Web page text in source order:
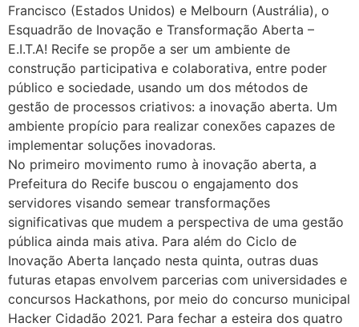
Francisco (Estados Unidos) e Melbourn (Austrália), o
Esquadrão de Inovação e Transformação Aberta –
E.I.T.A! Recife se propõe a ser um ambiente de
construção participativa e colaborativa, entre poder
público e sociedade, usando um dos métodos de
gestão de processos criativos: a inovação aberta. Um
ambiente propício para realizar conexões capazes de
implementar soluções inovadoras.
No primeiro movimento rumo à inovação aberta, a
Prefeitura do Recife buscou o engajamento dos
servidores visando semear transformações
significativas que mudem a perspectiva de uma gestão
pública ainda mais ativa. Para além do Ciclo de
Inovação Aberta lançado nesta quinta, outras duas
futuras etapas envolvem parcerias com universidades e
concursos Hackathons, por meio do concurso municipal
Hacker Cidadão 2021. Para fechar a esteira dos quatro